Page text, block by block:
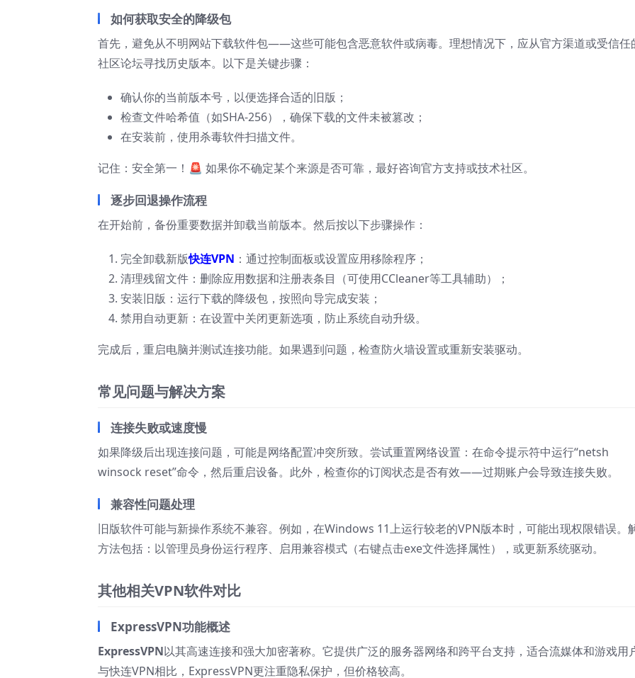
如何获取安全的降级包
首先，避免从不明网站下载软件包——这些可能包含恶意软件或病毒。理想情况下，应从官方渠道或受信任
社区论坛寻找历史版本。以下是关键步骤：
确认你的当前版本号，以便选择合适的旧版；
检查文件哈希值（如SHA-256），确保下载的文件未被篡改；
在安装前，使用杀毒软件扫描文件。
记住：安全第一！🚨 如果你不确定某个来源是否可靠，最好咨询官方支持或技术社区。
逐步回退操作流程
在开始前，备份重要数据并卸载当前版本。然后按以下步骤操作：
完全卸载新版快连VPN ：通过控制面板或设置应用移除程序；
清理残留文件：删除应用数据和注册表条目（可使用CCleaner等工具辅助）；
安装旧版：运行下载的降级包，按照向导完成安装；
禁用自动更新：在设置中关闭更新选项，防止系统自动升级。
完成后，重启电脑并测试连接功能。如果遇到问题，检查防火墙设置或重新安装驱动。
常见问题与解决方案
连接失败或速度慢
如果降级后出现连接问题，可能是网络配置冲突所致。尝试重置网络设置：在命令提示符中运行“netsh
winsock reset”命令，然后重启设备。此外，检查你的订阅状态是否有效——过期账户会导致连接失败。
兼容性问题处理
旧版软件可能与新操作系统不兼容。例如，在Windows 11上运行较老的VPN版本时，可能出现权限错误。
方法包括：以管理员身份运行程序、启用兼容模式（右键点击exe文件选择属性），或更新系统驱动。
其他相关VPN软件对比
ExpressVPN功能概述
ExpressVPN以其高速连接和强大加密著称。它提供广泛的服务器网络和跨平台支持，适合流媒体和游戏用
与快连VPN相比，ExpressVPN更注重隐私保护，但价格较高。